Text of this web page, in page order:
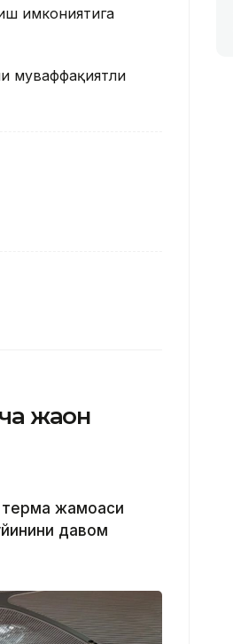
имкониятига
муваффақиятли
жаҳон
терма жамоаси
давом